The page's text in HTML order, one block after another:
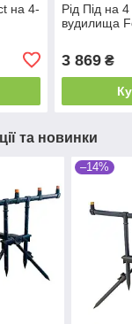
на 4-
Рід Під на
вудилища
3 869₴
та новинки
–14%